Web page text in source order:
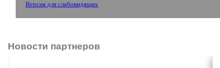
Версия для слабовидящих
Новости партнеров